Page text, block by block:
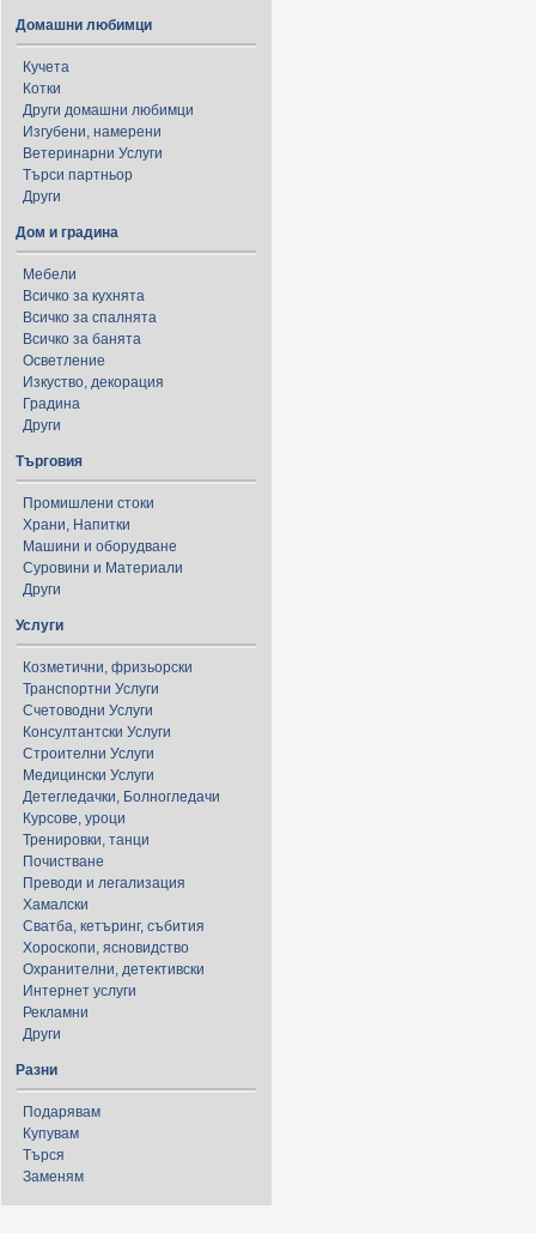
Домашни любимци
Кучета
Котки
Други домашни любимци
Изгубени, намерени
Ветеринарни Услуги
Търси партньор
Други
Дом и градина
Мебели
Всичко за кухнята
Всичко за спалнята
Всичко за банята
Осветление
Изкуство, декорация
Градина
Други
Търговия
Промишлени стоки
Храни, Напитки
Машини и оборудване
Суровини и Материали
Други
Услуги
Козметични, фризьорски
Транспортни Услуги
Счетоводни Услуги
Консултантски Услуги
Строителни Услуги
Медицински Услуги
Детегледачки, Болногледачи
Курсове, уроци
Тренировки, танци
Почистване
Преводи и легализация
Хамалски
Сватба, кетъринг, събития
Хороскопи, ясновидство
Охранителни, детективски
Интернет услуги
Рекламни
Други
Разни
Подарявам
Купувам
Търся
Заменям